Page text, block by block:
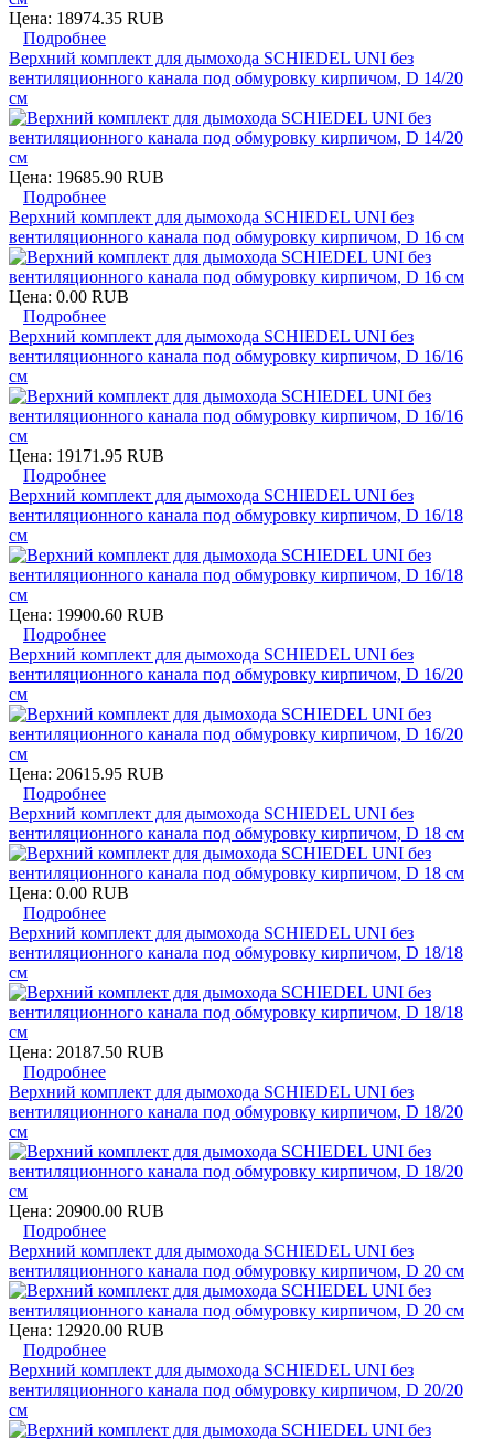
Цена: 18974.35 RUB
Подробнее
Верхний комплект для дымохода SCHIEDEL UNI без
вентиляционного канала под обмуровку кирпичом, D 14/20
см
Цена: 19685.90 RUB
Подробнее
Верхний комплект для дымохода SCHIEDEL UNI без
вентиляционного канала под обмуровку кирпичом, D 16 см
Цена: 0.00 RUB
Подробнее
Верхний комплект для дымохода SCHIEDEL UNI без
вентиляционного канала под обмуровку кирпичом, D 16/16
см
Цена: 19171.95 RUB
Подробнее
Верхний комплект для дымохода SCHIEDEL UNI без
вентиляционного канала под обмуровку кирпичом, D 16/18
см
Цена: 19900.60 RUB
Подробнее
Верхний комплект для дымохода SCHIEDEL UNI без
вентиляционного канала под обмуровку кирпичом, D 16/20
см
Цена: 20615.95 RUB
Подробнее
Верхний комплект для дымохода SCHIEDEL UNI без
вентиляционного канала под обмуровку кирпичом, D 18 см
Цена: 0.00 RUB
Подробнее
Верхний комплект для дымохода SCHIEDEL UNI без
вентиляционного канала под обмуровку кирпичом, D 18/18
см
Цена: 20187.50 RUB
Подробнее
Верхний комплект для дымохода SCHIEDEL UNI без
вентиляционного канала под обмуровку кирпичом, D 18/20
см
Цена: 20900.00 RUB
Подробнее
Верхний комплект для дымохода SCHIEDEL UNI без
вентиляционного канала под обмуровку кирпичом, D 20 см
Цена: 12920.00 RUB
Подробнее
Верхний комплект для дымохода SCHIEDEL UNI без
вентиляционного канала под обмуровку кирпичом, D 20/20
см